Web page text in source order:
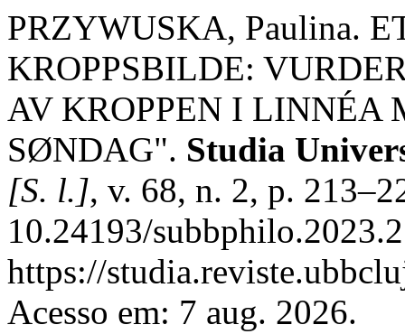
PRZYWUSKA, Paulina.
KROPPSBILDE:
AV KROPPEN I LINNÉA
SØNDAG". Studia
[S. l.], v. 68, n. 2, p.
10.24193/
https://
Acesso em: 7 aug. 2026.